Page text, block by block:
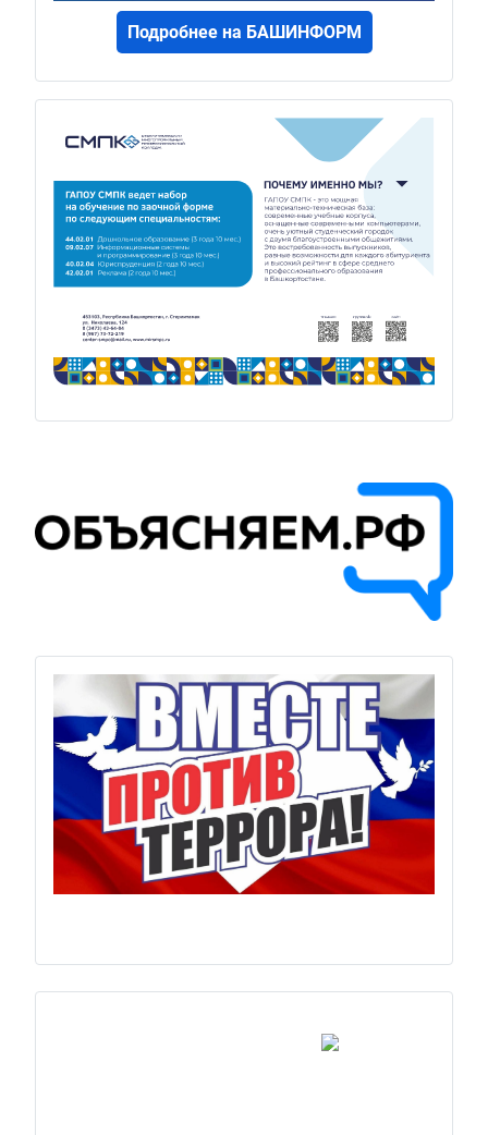
Подробнее на БАШИНФОРМ
Previous Next